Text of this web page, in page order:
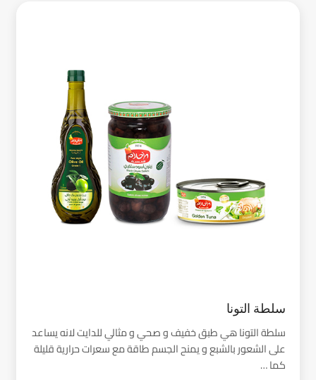
سلطة التونا
سلطة التونا هي طبق خفيف و صحي و مثالي للدايت لانه يساعد
على الشعور بالشبع و يمنح الجسم طاقة مع سعرات حرارية قليلة
كما …